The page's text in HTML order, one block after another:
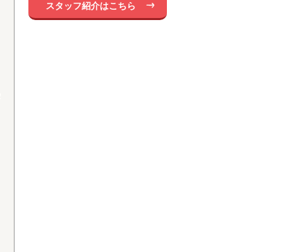
スタッフ紹介はこちら